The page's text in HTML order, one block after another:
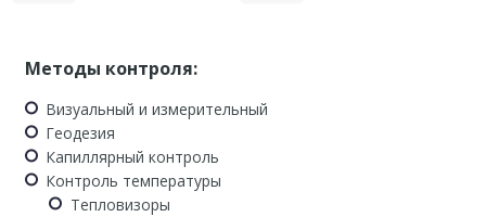
Методы контроля:
Визуальный и измерительный
Геодезия
Капиллярный контроль
Контроль температуры
Тепловизоры